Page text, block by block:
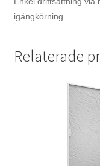
igångkörning.
Relaterade